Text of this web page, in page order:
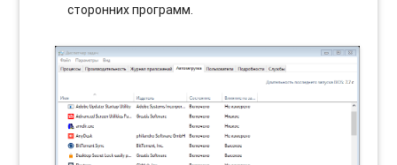
сторонних программ.